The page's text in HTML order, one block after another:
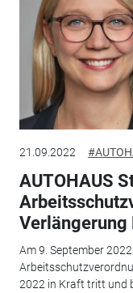
21.09.2022
AUTOHAUS
Verlängerung
Am 9. September
2022 in Kraft tritt und